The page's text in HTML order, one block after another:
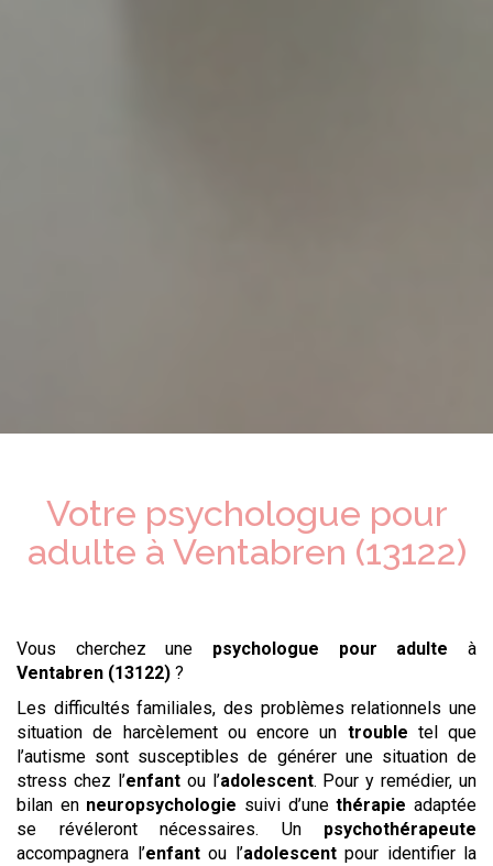
Votre psychologue pour
adulte à Ventabren (13122)
Vous cherchez une psychologue pour adulte à
Ventabren (13122) ?
Les difficultés familiales, des problèmes relationnels une
situation de harcèlement ou encore un trouble tel que
l’autisme sont susceptibles de générer une situation de
stress chez l’enfantou l’adolescent. Pour y remédier, un
bilan en neuropsychologie suivi d’unethérapie adaptée
se révéleront nécessaires. Un psychothérapeute
accompagnera l’enfantou l’adolescentpour identifier la